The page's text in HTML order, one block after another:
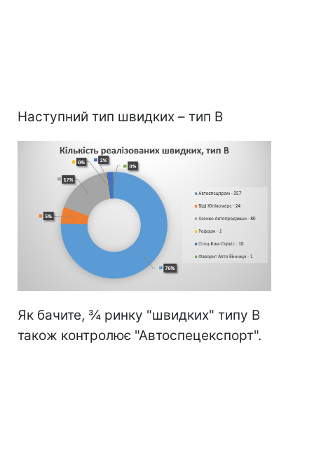
Наступний тип швидких – тип В
Як бачите, ¾ ринку "швидких" типу В
також контролює "Автоспецекспорт".